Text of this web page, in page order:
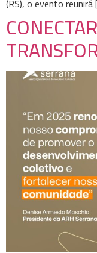
(RS), o evento